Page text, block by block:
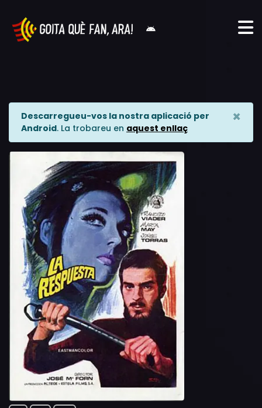
Descarregueu-vos la nostra aplicació per
Android. La trobareu en aquest enllaç
×